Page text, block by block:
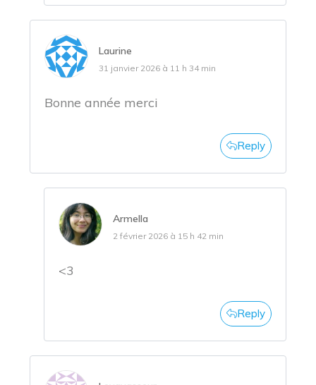
Laurine
31 janvier 2026 à 11 h 34 min
Bonne année merci
Reply
Armella
2 février 2026 à 15 h 42 min
<3
Reply